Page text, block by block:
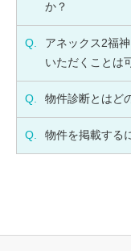
か？
Q.
アネックス2福
いただくことは
Q. 物件診断とはど
Q. 物件を掲載する